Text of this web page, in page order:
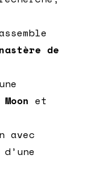
de
et
avec